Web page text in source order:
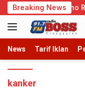
Langsung
ke
konten
Breaking News
Admono Resmi
News Tarif Iklan
kanker